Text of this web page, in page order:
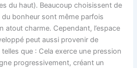
du haut). Beaucoup choisissent de
bonheur sont même parfois
atout charme. Cependant, l’espace
peut aussi provenir de
que : Cela exerce une pression
progressivement, créant un